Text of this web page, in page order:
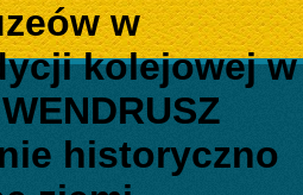
w
kolejowej w
historyczno